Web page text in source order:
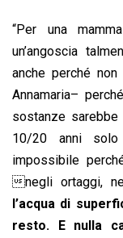
“Per una
un’angoscia
anche perché
Annamaria–
sostanze
10/20 anni
impossibile
negli ortaggi,
l’acqua di
resto. E nulla